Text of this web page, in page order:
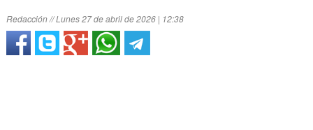
Redacción // Lunes 27 de abril de 2026 | 12:38